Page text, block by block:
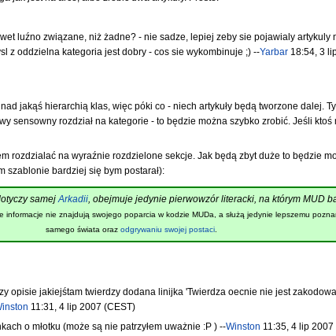
luźno związane, niż żadne? - nie sadze, lepiej zeby sie pojawialy artykuly
z oddzielna kategoria jest dobry - cos sie wykombinuje ;) --Yarbar 18:54, 3
jakąś hierarchią klas, więc póki co - niech artykuły będą tworzone dalej.
sensowny rozdział na kategorie - to będzie można szybko zrobić. Jeśli
rozdzialać na wyraźnie rozdzielone sekcje. Jak będą zbyt duże to będzie
szablonie bardziej się bym postarał):
samejArkadii, obejmuje jedynie pierwowzór literacki, na którym MUD
informacje nie znajdują swojego poparcia w kodzie MUDa, a służą jedynie lepszemu
samego świata oraz odgrywaniu swojej postaci.
opisie jakiejśtam twierdzy dodana linijka 'Twierdza oecnie nie jest
11:31, 4 lip 2007 (CEST)
o młotku (może są nie patrzyłem uważnie :P ) --Winston 11:35, 4 lip 2007